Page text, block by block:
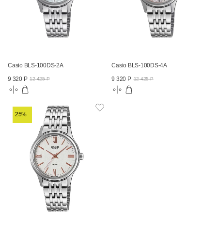
Casio BLS-100DS-2A
9 320 Р 12 425 Р
Casio BLS-100DS-4A
9 320 Р 12 425 Р
25%